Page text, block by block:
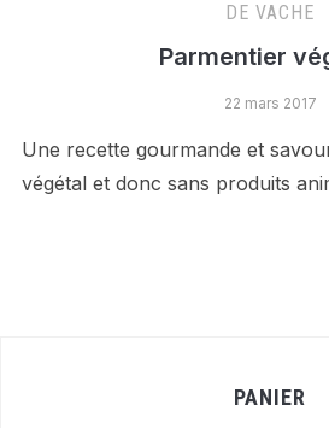
DE VACHE
Parmentier
22 mars 2017
Une recette gourmande et
végétal et donc sans produits
PANIER